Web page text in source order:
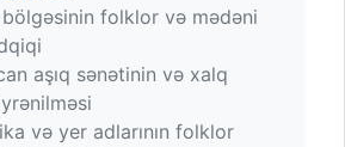
folklor və mədəni
aşıq sənətinin və xalq
və yer adlarının folklor